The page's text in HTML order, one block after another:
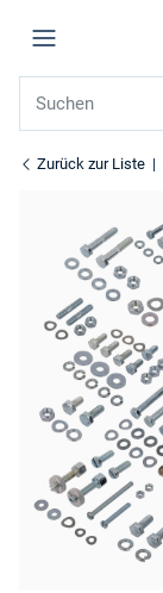
Zurück zur Liste